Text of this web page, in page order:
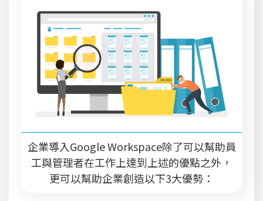
企業導入Google Workspace除了可以幫助員
工與管理者在工作上達到上述的優點之外，
更可以幫助企業創造以下3大優勢：